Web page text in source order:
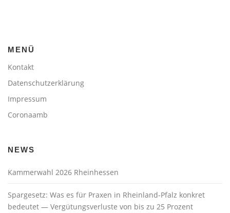
MENÜ
Kontakt
Datenschutzerklärung
Impressum
Coronaamb
NEWS
Kammerwahl 2026 Rheinhessen
Spargesetz: Was es für Praxen in Rheinland-Pfalz konkret
bedeutet — Vergütungsverluste von bis zu 25 Prozent